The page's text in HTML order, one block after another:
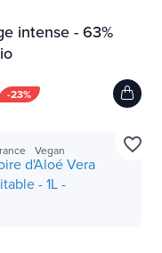
intense - 63%
-23%
Vegan
favorite_border